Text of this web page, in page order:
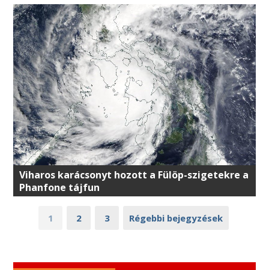
Viharos karácsonyt hozott a Fülöp-szigetekre a
Phanfone tájfun
1 2 3 Régebbi bejegyzések